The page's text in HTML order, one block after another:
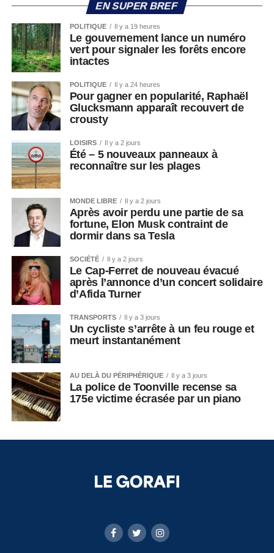
EN SUPER BREF
POLITIQUE Il y a 19 heures
Le gouvernement lance un numéro
vert pour signaler les forêts encore
intactes
POLITIQUE Il y a 24 heures
Pour gagner en popularité, Raphaël
Glucksmann apparaît recouvert de
crousty
LOISIRS Il y a 2 jours
Été – 5 nouveaux panneaux à
reconnaître sur les plages
MONDE LIBRE Il y a 2 jours
Après avoir perdu une partie de sa
fortune, Elon Musk contraint de
dormir dans sa Tesla
SOCIÉTÉ Il y a 2 jours
Le Cap-Ferret de nouveau évacué
après l’annonce d’un concert solidaire
d’Afida Turner
TRANSPORTS Il y a 3 jours
Un cycliste s’arrête à un feu rouge et
meurt instantanément
AU DELÀ DU PÉRIPHÉRIQUE Il y a 3 jours
La police de Toonville recense sa
175e victime écrasée par un piano